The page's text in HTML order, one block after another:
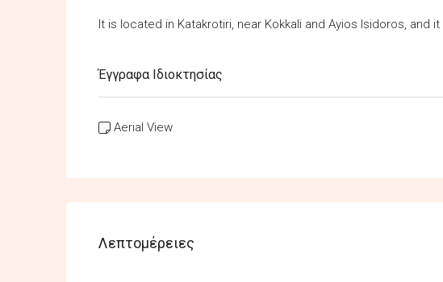
It is located in Katakrotiri, near Kokkali and Ayios Isidoros,
Έγγραφα Ιδιοκτησίας
Aerial View
Λεπτομέρειες